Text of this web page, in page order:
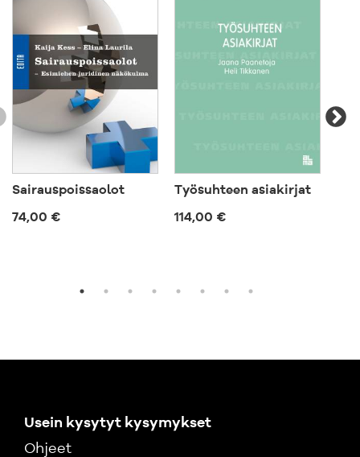
Sairauspoissaolot
74,00 €
Työsuhteen asiakirjat
114,00 €
Usein kysytyt kysymykset
Ohjeet